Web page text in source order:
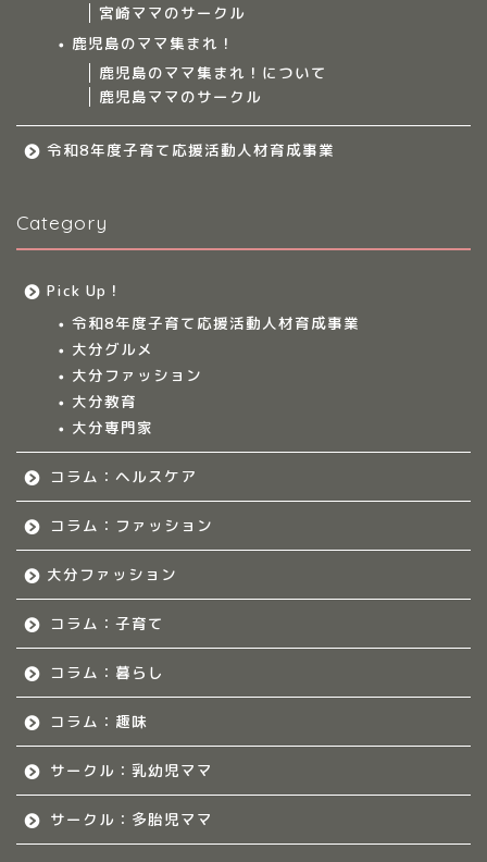
宮崎ママのサークル
鹿児島のママ集まれ！
鹿児島のママ集まれ！について
鹿児島ママのサークル
令和8年度子育て応援活動人材育成事業
Category
Pick Up！
令和8年度子育て応援活動人材育成事業
大分グルメ
大分ファッション
大分教育
大分専門家
コラム：ヘルスケア
コラム：ファッション
大分ファッション
コラム：子育て
コラム：暮らし
コラム：趣味
サークル：乳幼児ママ
サークル：多胎児ママ
九州のママ集まれ！
大分のママ集まれ！
福岡のママ集まれ！につ
佐賀のママ集まれ！につ